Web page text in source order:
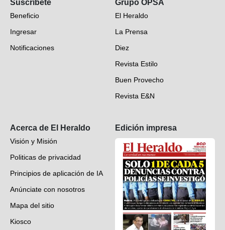
EH Verifica
Fotogalerías
Deportes
Videos
Suscríbete
Beneficio
Ingresar
Notificaciones
Grupo OPSA
El Heraldo
La Prensa
Diez
Revista Estilo
Buen Provecho
Revista E&N
Acerca de El Heraldo
Visión y Misión
Politicas de privacidad
Principios de aplicación de IA
Anúnciate con nosotros
Mapa del sitio
Kiosco
Edición impresa